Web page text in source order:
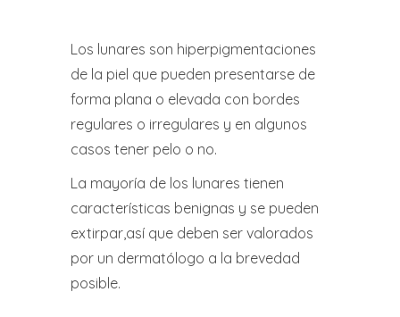
Los lunares son hiperpigmentaciones
de la piel que pueden presentarse de
forma plana o elevada con bordes
regulares o irregulares y en algunos
casos tener pelo o no.
La mayoría de los lunares tienen
características benignas y se pueden
extirpar,así que deben ser valorados
por un dermatólogo a la brevedad
posible.